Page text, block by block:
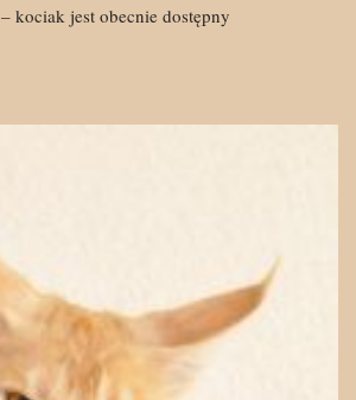
– kociak jest obecnie dostępny